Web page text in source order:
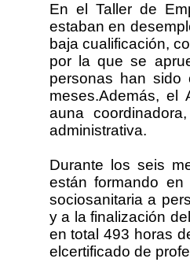
En el Taller de
estaban en
baja cualificación,
por la que se
personas han sido
meses.Además, el
auna
administrativa.
Durante los seis
están formando
sociosanitaria a
y a la finalización
en total 493 horas
elcertificado de